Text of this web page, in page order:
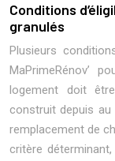
Conditions
granulés
Plusieurs
MaPrimeRénov’
logement doit
construit depuis au
remplacement de
critère